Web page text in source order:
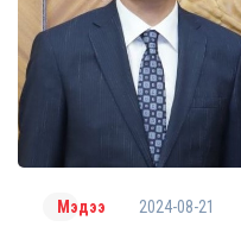
Мэдээ 2024-08-21